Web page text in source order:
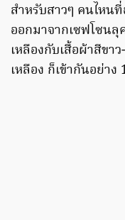
สำหรับสาวๆ คนไหน
ออกมาจากเซฟโซน
เหลืองกับเสื้อผ้าสีขา
เหลือง ก็เข้ากันอย่าง